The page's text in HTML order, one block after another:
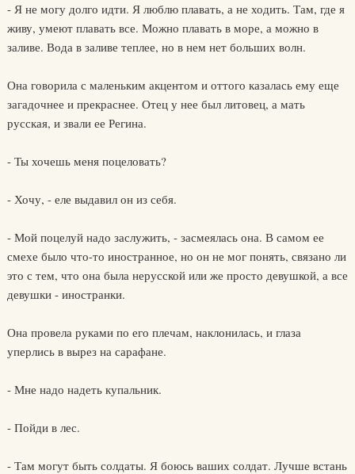
- Я не могу долго идти. Я люблю плавать, а не ходить. Там, где я
живу, умеют плавать все. Можно плавать в море, а можно в
заливе. Вода в заливе теплее, но в нем нет больших волн.
Она говорила с маленьким акцентом и оттого казалась ему еще
загадочнее и прекраснее. Отец у нее был литовец, а мать
русская, и звали ее Регина.
- Ты хочешь меня поцеловать?
- Хочу, - еле выдавил он из себя.
- Мой поцелуй надо заслужить, - засмеялась она. В самом ее
смехе было что-то иностранное, но он не мог понять, связано ли
это с тем, что она была нерусской или же просто девушкой, а все
девушки - иностранки.
Она провела руками по его плечам, наклонилась, и глаза
уперлись в вырез на сарафане.
- Мне надо надеть купальник.
- Пойди в лес.
- Там могут быть солдаты. Я боюсь ваших солдат. Лучше встань